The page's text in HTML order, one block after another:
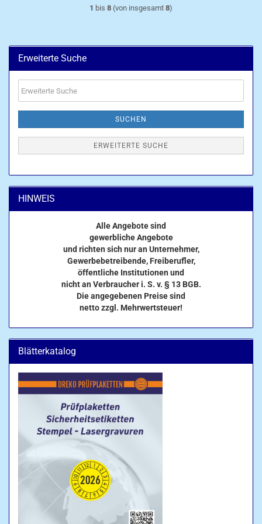
1 bis 8 (von insgesamt 8)
Erweiterte Suche
Suche
SUCHEN
ERWEITERTE SUCHE
HINWEIS
Alle Angebote sind
gewerbliche Angebote
und richten sich nur an Unternehmer,
Gewerbebetreibende, Freiberufler,
öffentliche Institutionen und
nicht an Verbraucher i. S. v. § 13 BGB.
Die angegebenen Preise sind
netto zzgl. Mehrwertsteuer!
Blätterkatalog